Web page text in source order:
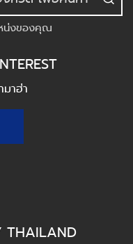
น่งของคุณ
าฮ่า
THAILAND